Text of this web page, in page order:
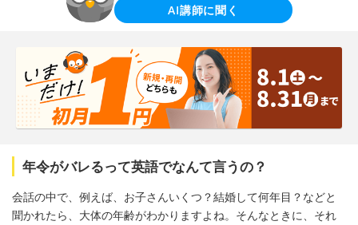
AI講師に聞く
年令がバレるって英語でなんて言うの？
会話の中で、例えば、お子さんいくつ？結婚して何年目？などと
聞かれたら、大体の年齢がわかりますよね。そんなときに、それ